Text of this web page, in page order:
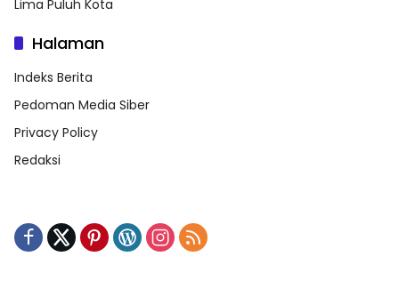
Lima Puluh Kota
Halaman
Indeks Berita
Pedoman Media Siber
Privacy Policy
Redaksi